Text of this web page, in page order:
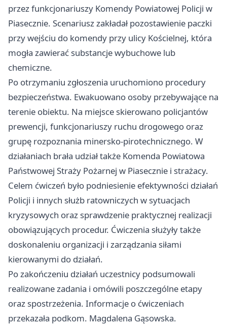
przez funkcjonariuszy Komendy Powiatowej Policji w
Piasecznie. Scenariusz zakładał pozostawienie paczki
przy wejściu do komendy przy ulicy Kościelnej, która
mogła zawierać substancje wybuchowe lub
chemiczne.
Po otrzymaniu zgłoszenia uruchomiono procedury
bezpieczeństwa. Ewakuowano osoby przebywające na
terenie obiektu. Na miejsce skierowano policjantów
prewencji, funkcjonariuszy ruchu drogowego oraz
grupę rozpoznania minersko-pirotechnicznego. W
działaniach brała udział także Komenda Powiatowa
Państwowej Straży Pożarnej w Piasecznie i strażacy.
Celem ćwiczeń było podniesienie efektywności działań
Policji i innych służb ratowniczych w sytuacjach
kryzysowych oraz sprawdzenie praktycznej realizacji
obowiązujących procedur. Ćwiczenia służyły także
doskonaleniu organizacji i zarządzania siłami
kierowanymi do działań.
Po zakończeniu działań uczestnicy podsumowali
realizowane zadania i omówili poszczególne etapy
oraz spostrzeżenia. Informacje o ćwiczeniach
przekazała podkom. Magdalena Gąsowska.